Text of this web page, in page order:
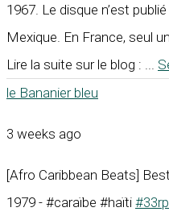
1967. Le disque n’est
Mexique. En France, seul
Lire la suite sur le blog :
le Bananier bleu
3 weeks ago
[Afro Caribbean Beats]
1979 - #caraïbe #haïti